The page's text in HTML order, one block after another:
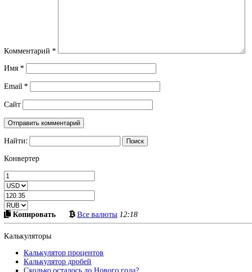
Комментарий *
Имя *
Email *
Сайт
Найти:
Конвертер
КопироватьСкопировать
в
Все валютыБольше
криптовалют
12:18
Калькуляторы
Калькулятор процентов
Калькулятор дробей